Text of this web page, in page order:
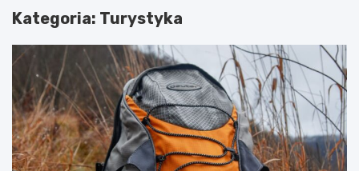
Kategoria: Turystyka